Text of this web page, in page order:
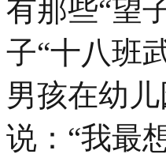
有那些“望
子“十八班
男孩在幼
说：“我最